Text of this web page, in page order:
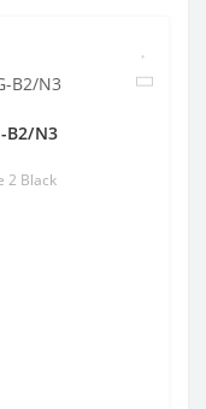
B2/N3
2 Black